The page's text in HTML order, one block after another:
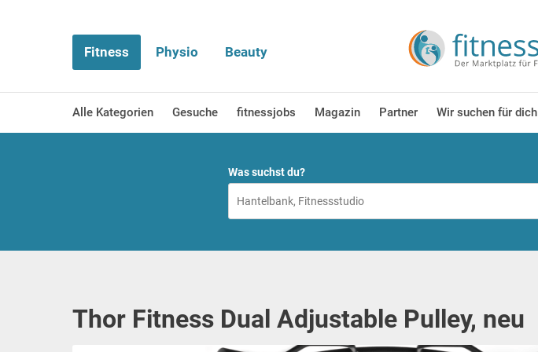
Fitness Physio Beauty
Alle Kategorien Gesuche fitnessjobs Magazin Partner Wir suchen für dich
Was suchst du?
Thor Fitness Dual Adjustable Pulley, neu